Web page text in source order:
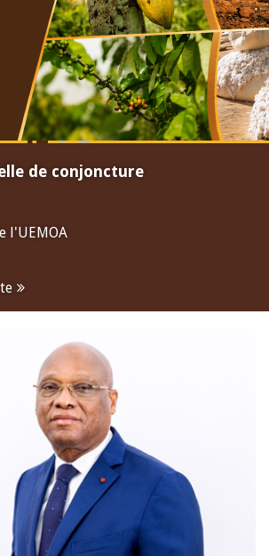
de conjoncture
l'UEMOA